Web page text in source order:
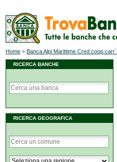
Home > Banca Alpi Marittime Cred.coop.carr`
RICERCA BANCHE
RICERCA GEOGRAFICA